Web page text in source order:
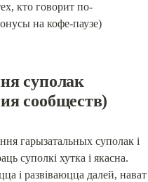
кто говорит по-
на кофе-паузе)
суполак
сообществ)
гарызатальных суполак і
суполкі хутка і якасна.
і развіваюцца далей, нават